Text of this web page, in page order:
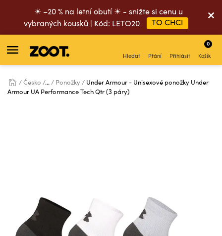
☀ –20 % na letní obutí ☀ - snižte si cenu u
vybraných kousků | Kód: LETO20
TO CHCI
Hledat Přání Přihlásit Košík
0
Česko ... Ponožky
Under Armour - Unisexové ponožky Under
Armour UA Performance Tech Qtr (3 páry)